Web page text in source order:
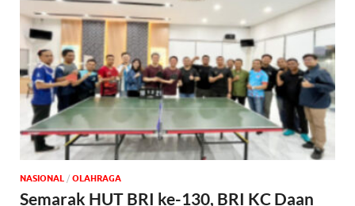
NASIONAL / OLAHRAGA
Semarak HUT BRI ke-130, BRI KC Daan